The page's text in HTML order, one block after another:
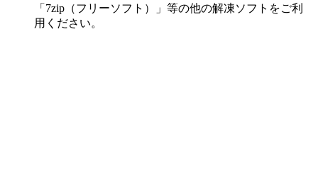
「7zip（フリーソフト）」等の他の解凍ソフトをご利
用ください。